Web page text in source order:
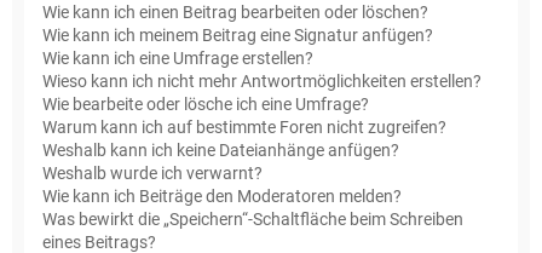
Wie kann ich einen Beitrag bearbeiten oder löschen?
Wie kann ich meinem Beitrag eine Signatur anfügen?
Wie kann ich eine Umfrage erstellen?
Wieso kann ich nicht mehr Antwortmöglichkeiten erstellen?
Wie bearbeite oder lösche ich eine Umfrage?
Warum kann ich auf bestimmte Foren nicht zugreifen?
Weshalb kann ich keine Dateianhänge anfügen?
Weshalb wurde ich verwarnt?
Wie kann ich Beiträge den Moderatoren melden?
Was bewirkt die „Speichern“-Schaltfläche beim Schreiben
eines Beitrags?